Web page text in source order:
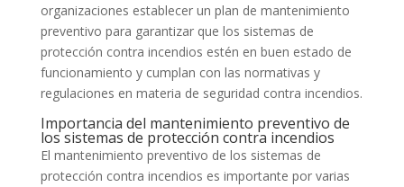
organizaciones establecer un plan de mantenimiento
preventivo para garantizar que los sistemas de
protección contra incendios estén en buen estado de
funcionamiento y cumplan con las normativas y
regulaciones en materia de seguridad contra incendios.
Importancia del mantenimiento preventivo de
los sistemas de protección contra incendios
El mantenimiento preventivo de los sistemas de
protección contra incendios es importante por varias